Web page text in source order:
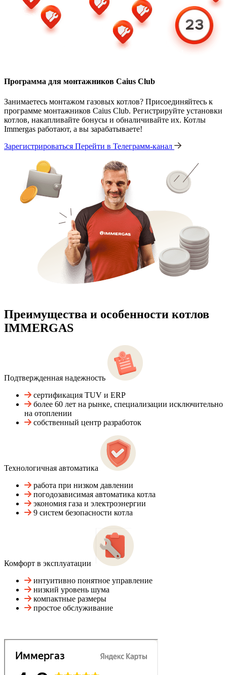
Программа для монтажников Caius Club
Занимаетесь монтажом газовых котлов? Присоединяйтесь к
программе монтажников Caius Club. Регистрируйте установки
котлов, накапливайте бонусы и обналичивайте их. Котлы
Immergas работают, а вы зарабатываете!
Зарегистрироваться Перейти в Телеграмм-канал
Преимущества и особенности котлов
IMMERGAS
Подтвержденная надежность
сертификация TUV и ERP
более 60 лет на рынке, специализации исключительно
на отоплении
собственный центр разработок
Технологичная автоматика
работа при низком давлении
погодозависимая автоматика котла
экономия газа и электроэнергии
9 систем безопасности котла
Комфорт в эксплуатации
интуитивно понятное управление
низкий уровень шума
компактные размеры
простое обслуживание